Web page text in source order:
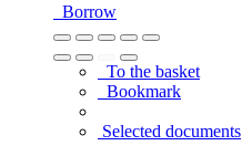
Borrow
To the basket
Bookmark
Selected documents